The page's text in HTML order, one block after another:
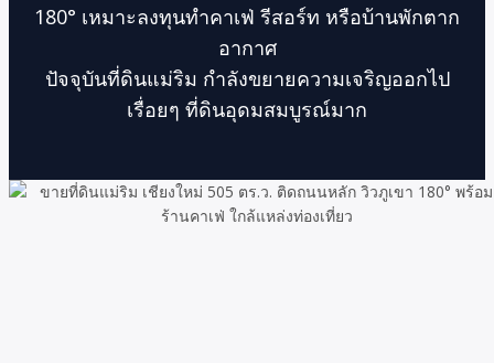
180° เหมาะลงทุนทำคาเฟ่ รีสอร์ท หรือบ้านพักตาก
อากาศ
ปัจจุบันที่ดินแม่ริม กำลังขยายความเจริญออกไป
เรื่อยๆ ที่ดินอุดมสมบูรณ์มาก